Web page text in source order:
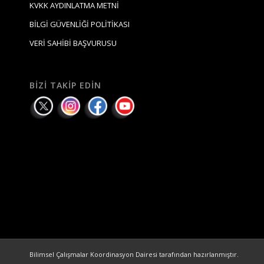
KVKK AYDINLATMA METNİ
BİLGİ GÜVENLİĞİ POLİTİKASI
VERİ SAHİBİ BAŞVURUSU
BIZI TAKIP EDIN
Bilimsel Çalışmalar Koordinasyon Dairesi tarafından hazırlanmıştır.